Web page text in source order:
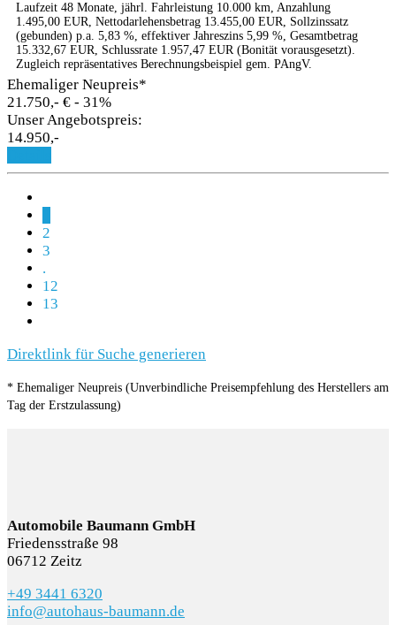
Laufzeit 48 Monate, jährl. Fahrleistung 10.000 km, Anzahlung
1.495,00 EUR, Nettodarlehensbetrag 13.455,00 EUR, Sollzinssatz
(gebunden) p.a. 5,83 %, effektiver Jahreszins 5,99 %, Gesamtbetrag
15.332,67 EUR, Schlussrate 1.957,47 EUR (Bonität vorausgesetzt).
Zugleich repräsentatives Berechnungsbeispiel gem. PAngV.
Ehemaliger Neupreis*
21.750,- € - 31%
Unser Angebotspreis:
14.950,-
2
3
.
12
13
Direktlink für Suche generieren
* Ehemaliger Neupreis (Unverbindliche Preisempfehlung des Herstellers am
Tag der Erstzulassung)
Automobile Baumann GmbH
Friedensstraße 98
06712 Zeitz
+49 3441 6320
info@autohaus-baumann.de